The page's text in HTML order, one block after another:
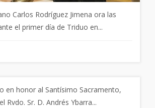
Carlos Rodríguez Jimena ora las
el primer día de Triduo en...
en honor al Santísimo Sacramento,
Rvdo. Sr. D. Andrés Ybarra...